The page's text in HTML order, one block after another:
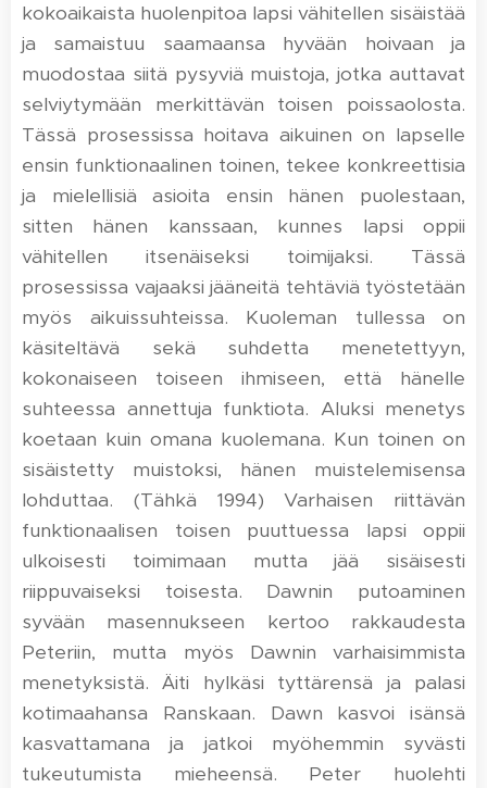
kokoaikaista huolenpitoa lapsi vähitellen sisäistää
ja samaistuu saamaansa hyvään hoivaan ja
muodostaa siitä pysyviä muistoja, jotka auttavat
selviytymään merkittävän toisen poissaolosta.
Tässä prosessissa hoitava aikuinen on lapselle
ensin funktionaalinen toinen, tekee konkreettisia
ja mielellisiä asioita ensin hänen puolestaan,
sitten hänen kanssaan, kunnes lapsi oppii
vähitellen itsenäiseksi toimijaksi. Tässä
prosessissa vajaaksi jääneitä tehtäviä työstetään
myös aikuissuhteissa. Kuoleman tullessa on
käsiteltävä sekä suhdetta menetettyyn,
kokonaiseen toiseen ihmiseen, että hänelle
suhteessa annettuja funktiota. Aluksi menetys
koetaan kuin omana kuolemana. Kun toinen on
sisäistetty muistoksi, hänen muistelemisensa
lohduttaa. (Tähkä 1994) Varhaisen riittävän
funktionaalisen toisen puuttuessa lapsi oppii
ulkoisesti toimimaan mutta jää sisäisesti
riippuvaiseksi toisesta. Dawnin putoaminen
syvään masennukseen kertoo rakkaudesta
Peteriin, mutta myös Dawnin varhaisimmista
menetyksistä. Äiti hylkäsi tyttärensä ja palasi
kotimaahansa Ranskaan. Dawn kasvoi isänsä
kasvattamana ja jatkoi myöhemmin syvästi
tukeutumista mieheensä. Peter huolehti